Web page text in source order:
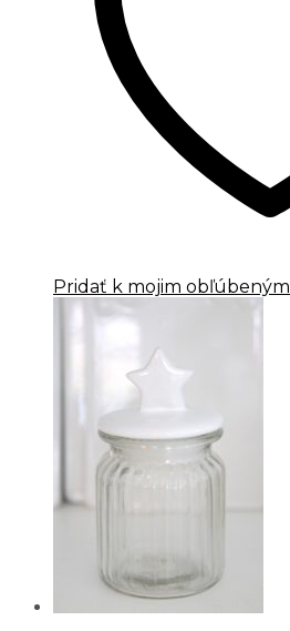
Pridať k mojim obľúbeným